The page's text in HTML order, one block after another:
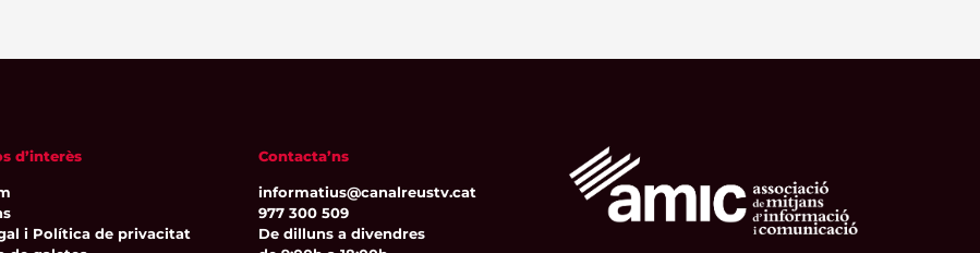
d’interès
i Política de privacitat
Contacta’ns
informatius@canalreustv.cat
977 300 509
De dilluns a divendres